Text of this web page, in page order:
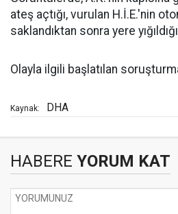
ateş açtığı, vurulan H.İ.E.'nin
saklandıktan sonra yere
Olayla ilgili başlatılan
Kaynak: DHA
HABERE YORUM KAT